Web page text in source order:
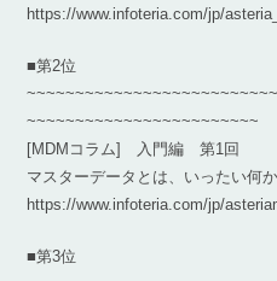
https://www.infoteria.com/jp/
■第2位
~~~~~~~~~~~~~~~~~~~~~~~~
[MDMコラム] 入門編 第1回
マスターデータとは、いったい何か
https://www.infoteria.com/jp/
■第3位